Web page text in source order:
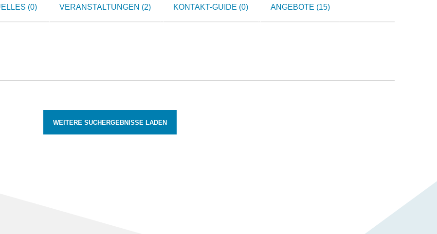
(0) VERANSTALTUNGEN (2) KONTAKT-GUIDE (0) ANGEBOTE (15)
WEITERE SUCHERGEBNISSE LADEN